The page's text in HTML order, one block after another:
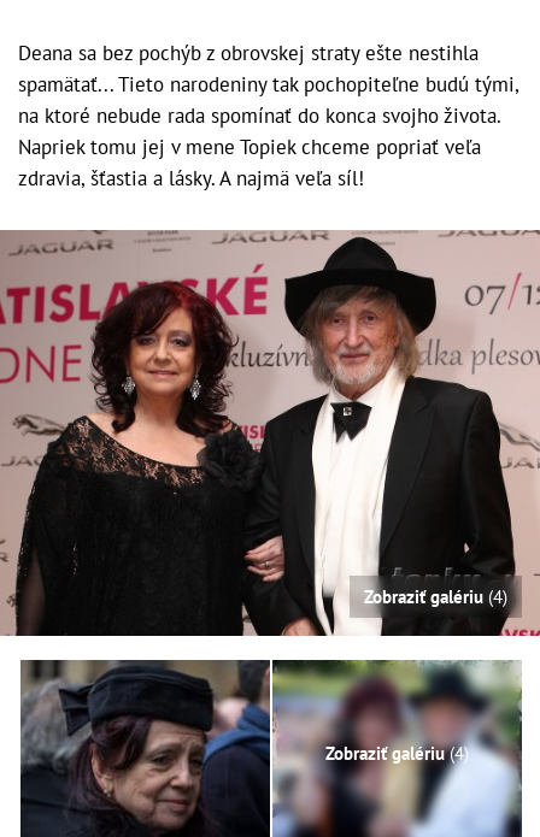
Deana sa bez pochýb z obrovskej straty ešte nestihla
spamätať... Tieto narodeniny tak pochopiteľne budú tými,
na ktoré nebude rada spomínať do konca svojho života.
Napriek tomu jej v mene Topiek chceme popriať veľa
zdravia, šťastia a lásky. A najmä veľa síl!
Zobraziť galériu (4)
Zobraziť galériu(4)